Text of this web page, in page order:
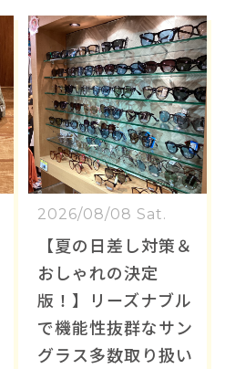
2026/08/08 Sat.
【夏の日差し対策＆
おしゃれの決定
版！】リーズナブル
で機能性抜群なサン
グラス多数取り扱い